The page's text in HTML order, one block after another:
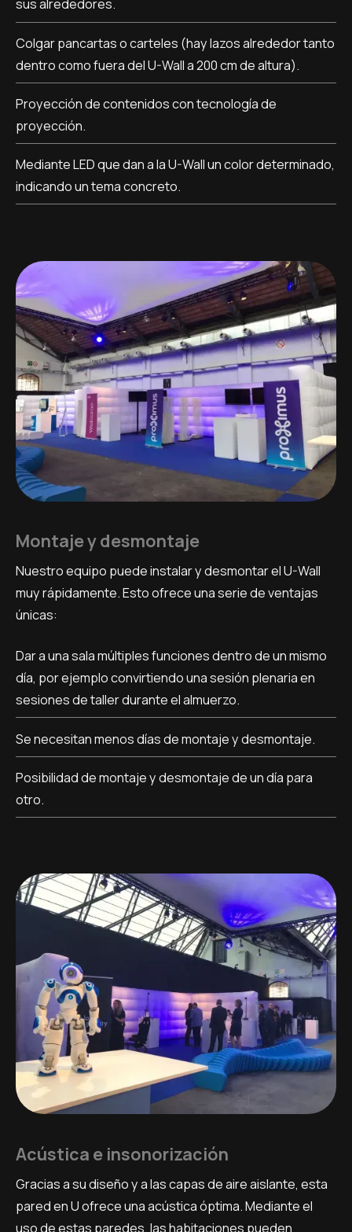
sus alrededores.
Colgar pancartas o carteles (hay lazos alrededor tanto
dentro como fuera del U-Wall a 200 cm de altura).
Proyección de contenidos con tecnología de
proyección.
Mediante LED que dan a la U-Wall un color determinado,
indicando un tema concreto.
Montaje y desmontaje
Nuestro equipo puede instalar y desmontar el U-Wall
muy rápidamente. Esto ofrece una serie de ventajas
únicas:
Dar a una sala múltiples funciones dentro de un mismo
día, por ejemplo convirtiendo una sesión plenaria en
sesiones de taller durante el almuerzo.
Se necesitan menos días de montaje y desmontaje.
Posibilidad de montaje y desmontaje de un día para
otro.
Acústica e insonorización
Gracias a su diseño y a las capas de aire aislante, esta
pared en U ofrece una acústica óptima. Mediante el
uso de estas paredes, las habitaciones pueden